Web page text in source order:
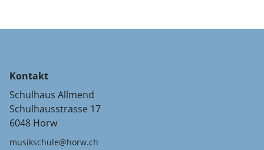
Kontakt
Schulhaus Allmend
Schulhausstrasse 17
6048 Horw
musikschule@horw.ch